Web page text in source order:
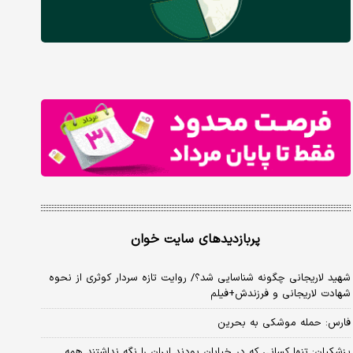
پربازدیدهای سایت خوان
شهید لاریجانی چگونه شناسایی شد؟/ روایت تازه سردار کوثری از نحوه
شهادت لاریجانی و فرزندش+فیلم
فارس: حمله موشکی به بحرین